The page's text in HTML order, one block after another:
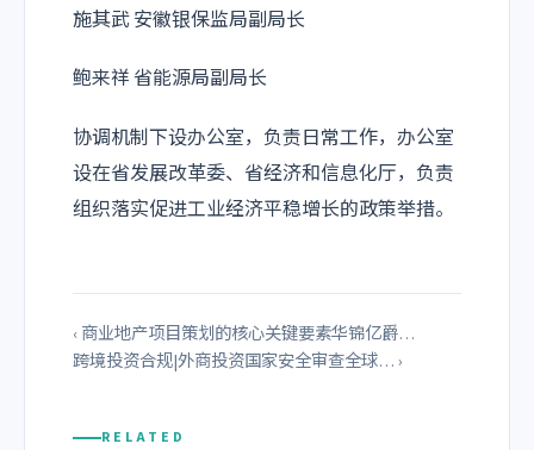
施其武 安徽银保监局副局长
鲍来祥 省能源局副局长
协调机制下设办公室，负责日常工作，办公室
设在省发展改革委、省经济和信息化厅，负责
组织落实促进工业经济平稳增长的政策举措。
‹ 商业地产项目策划的核心关键要素华锦亿爵…
跨境投资合规|外商投资国家安全审查全球… ›
RELATED